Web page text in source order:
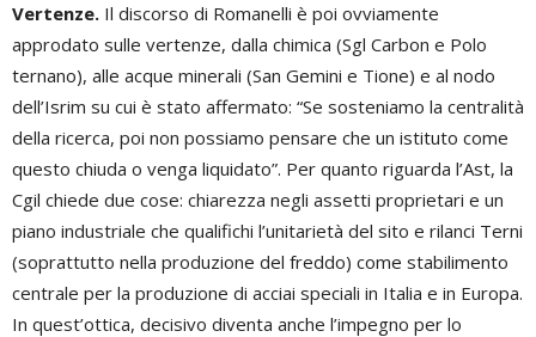
Vertenze. Il discorso di Romanelli è poi ovviamente
approdato sulle vertenze, dalla chimica (Sgl Carbon e Polo
ternano), alle acque minerali (San Gemini e Tione) e al nodo
dell’Isrim su cui è stato affermato: “Se sosteniamo la centralità
della ricerca, poi non possiamo pensare che un istituto come
questo chiuda o venga liquidato”. Per quanto riguarda l’Ast, la
Cgil chiede due cose: chiarezza negli assetti proprietari e un
piano industriale che qualifichi l’unitarietà del sito e rilanci Terni
(soprattutto nella produzione del freddo) come stabilimento
centrale per la produzione di acciai speciali in Italia e in Europa.
In quest’ottica, decisivo diventa anche l’impegno per lo